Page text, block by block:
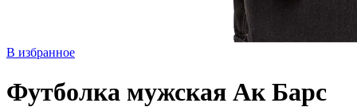
В избранное
Футболка мужская Ак Барс